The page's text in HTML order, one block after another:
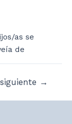
as se
de
→